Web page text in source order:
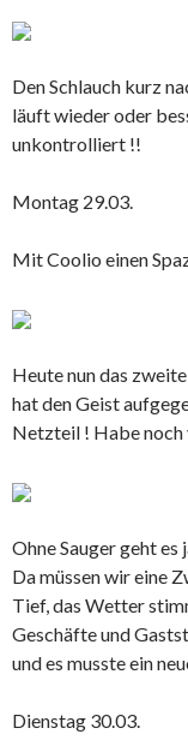
Den Schlauch kurz
läuft wieder oder
unkontrolliert !!
Montag 29.03.
Mit Coolio einen
Heute nun das
hat den Geist
Netzteil ! Habe noch
Ohne Sauger geht
Da müssen wir eine
Tief, das Wetter
Geschäfte und
und es musste ein
Dienstag 30.03.